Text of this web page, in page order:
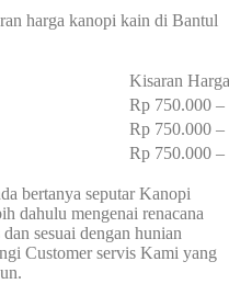
harga kanopi kain di Bantul
Kisaran
Rp 750.000
Rp 750.000
Rp 750.000
bertanya seputar Kanopi
dahulu mengenai renacana
sesuai dengan hunian
Customer servis Kami yang